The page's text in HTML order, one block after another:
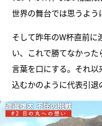
世界の舞台では思うよう
そして昨年のW杯直前に
い、これで勝てなかっ
言葉を口にする。それ
込むかのように代表引退